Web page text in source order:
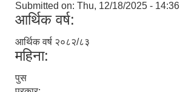
Submitted on: Thu, 12/18/2025 - 14:36
आर्थिक वर्ष:
आर्थिक वर्ष २०८२/८३
महिना:
पुस